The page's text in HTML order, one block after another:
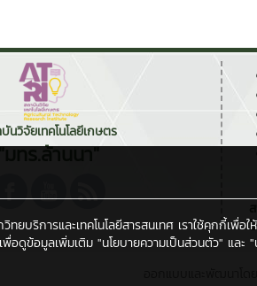
นวิจัยเทคโนโลยีเกษตร
ทร.ล้านนา"
ทยบริการและเทคโนโลยีสารสนเทศ เราใช้คุกกี้เพื่
พื่อดูข้อมูลเพิ่มเติม "นโยบายความเป็นส่วนตัว" และ